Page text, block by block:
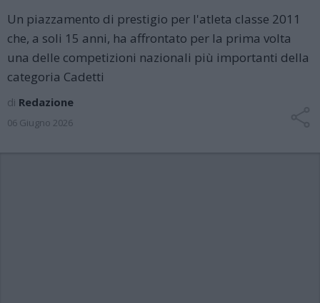
Un piazzamento di prestigio per l'atleta classe 2011
che, a soli 15 anni, ha affrontato per la prima volta
una delle competizioni nazionali più importanti della
categoria Cadetti
di Redazione
06 Giugno 2026